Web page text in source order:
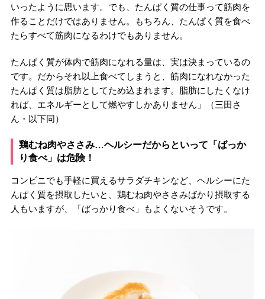
いったように思います。でも、たんぱく質の仕事って筋肉を
作ることだけではありません。もちろん、たんぱく質を食べ
たらすべて筋肉になるわけでもありません。
たんぱく質が体内で筋肉になれる量は、実は決まっているの
です。だからそれ以上食べてしまうと、筋肉になれなかった
たんぱく質は脂肪としてため込まれます。脂肪にしたくなけ
れば、エネルギーとして燃やすしかありません」（三田さ
ん・以下同）
鶏むね肉やささみ…ヘルシーだからといって「ばっか
り食べ」は危険！
コンビニでも手軽に買えるサラダチキンなど、ヘルシーにた
んぱく質を摂取したいと、鶏むね肉やささみばかり摂取する
人もいますが、「ばっかり食べ」もよくないそうです。